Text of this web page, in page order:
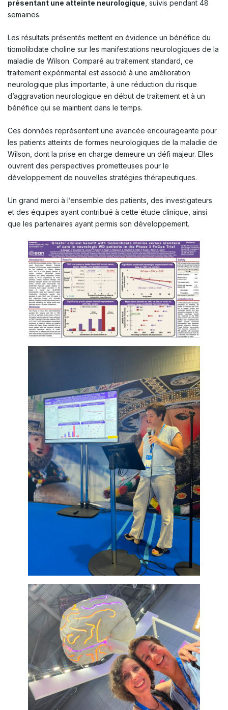
présentant une atteinte neurologique , suivis pendant 48
semaines.
Les résultats présentés mettent en évidence un bénéfice du
tiomolibdate choline sur les manifestations neurologiques de la
maladie de Wilson. Comparé au traitement standard, ce
traitement expérimental est associé à une amélioration
neurologique plus importante, à une réduction du risque
d’aggravation neurologique en début de traitement et à un
bénéfice qui se maintient dans le temps.
Ces données représentent une avancée encourageante pour
les patients atteints de formes neurologiques de la maladie de
Wilson, dont la prise en charge demeure un défi majeur. Elles
ouvrent des perspectives prometteuses pour le
développement de nouvelles stratégies thérapeutiques.
Un grand merci à l’ensemble des patients, des investigateurs
et des équipes ayant contribué à cette étude clinique, ainsi
que les partenaires ayant permis son développement.